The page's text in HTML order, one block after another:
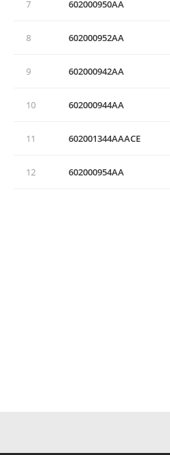
7 602000950AA
8 602000952AA
9 602000942AA
10 602000944AA
11 602001344AAACE
12 602000954AA